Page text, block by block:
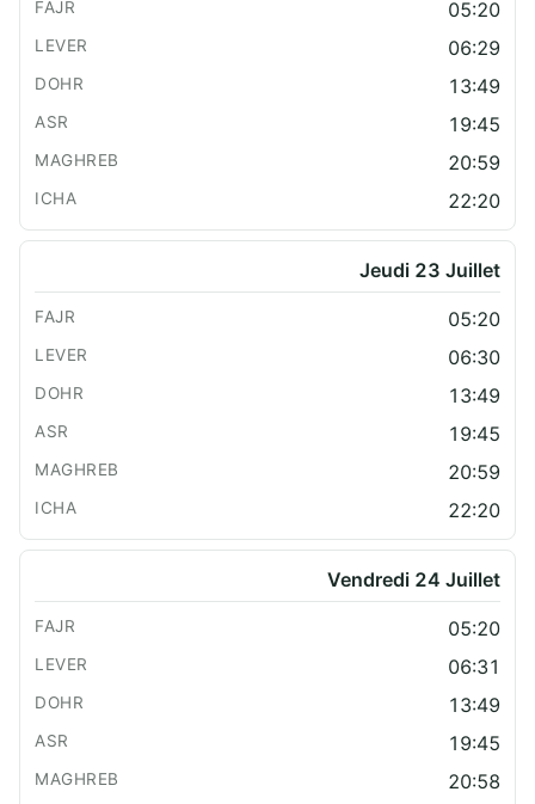
05:20
06:29
13:49
19:45
20:59
22:20
Jeudi 23 Juillet
05:20
06:30
13:49
19:45
20:59
22:20
Vendredi 24 Juillet
05:20
06:31
13:49
19:45
20:58